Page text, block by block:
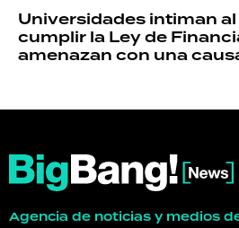
Universidades intiman
cumplir la Ley de
amenazan con una
Agencia de noticias y medios